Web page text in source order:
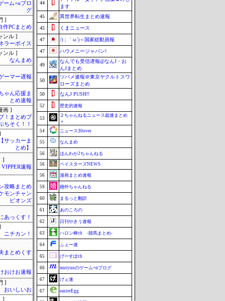
ーム+αブロ
グ
]
作PCまとめ
ンル ]
ラーボイス
ンル ]
なんまめ
ーマー遅報
ゃん応援ま
とめ速報
画 ]
！まとめブ
そく！！
サッカーま
とめ】
]
VIPPER速報
攻略まとめ
モンチャン
ピオンズ
あっくす！
ニチカン！
まとめくす
おけお速報
]
おいしいお
]
44
ます
45
異世界転生まとめ速報
45 くまニュース
47 /)；｀ω´)＜国家総動員報
47 ハウメニージャパン!
49
なんでも受信遅報@なんJ・お
んJまとめ
50
ツバメ速報＠東京ヤクルトスワ
ローズまとめ
50
なんJ PUSH!!
52 歴史的速報
53
２ちゃんねるニュース超速まとめ
＋
54
ニュース30over
55 なんまめ
56 ほんわか2ちゃんねる
56 ベイスターズNEWS
56 漫画まとめ速報
59 婚外ちゃんねる
60 まるっと翻訳
61 あのころの
62 日刊やきう速報
63 ハロン棒ch -競馬まとめ-
64 ふぇー速
65 げーすぽch
66 mutyunのゲーム+αブログ
67 げぇ速
67 easterEgg